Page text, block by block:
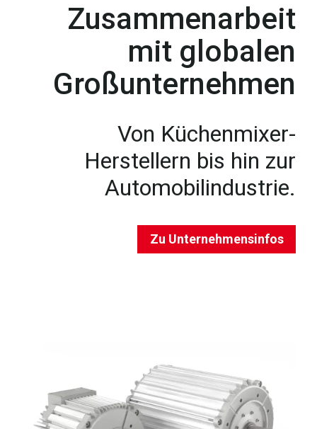
Zusammenarbeit
mit globalen
Großunternehmen
Von Küchenmixer-
Herstellern bis hin zur
Automobilindustrie.
Zu Unternehmensinfos